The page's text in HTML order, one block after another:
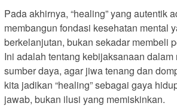
Pada akhirnya, “healing” yang autentik
membangun fondasi kesehatan mental
berkelanjutan, bukan sekadar membeli
Ini adalah tentang kebijaksanaan
sumber daya, agar jiwa tenang dan
kita jadikan “healing” sebagai gaya
jawab, bukan ilusi yang memiskinkan.